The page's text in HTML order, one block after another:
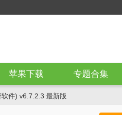
苹果下载 专题合集
件) v6.7.2.3 最新版